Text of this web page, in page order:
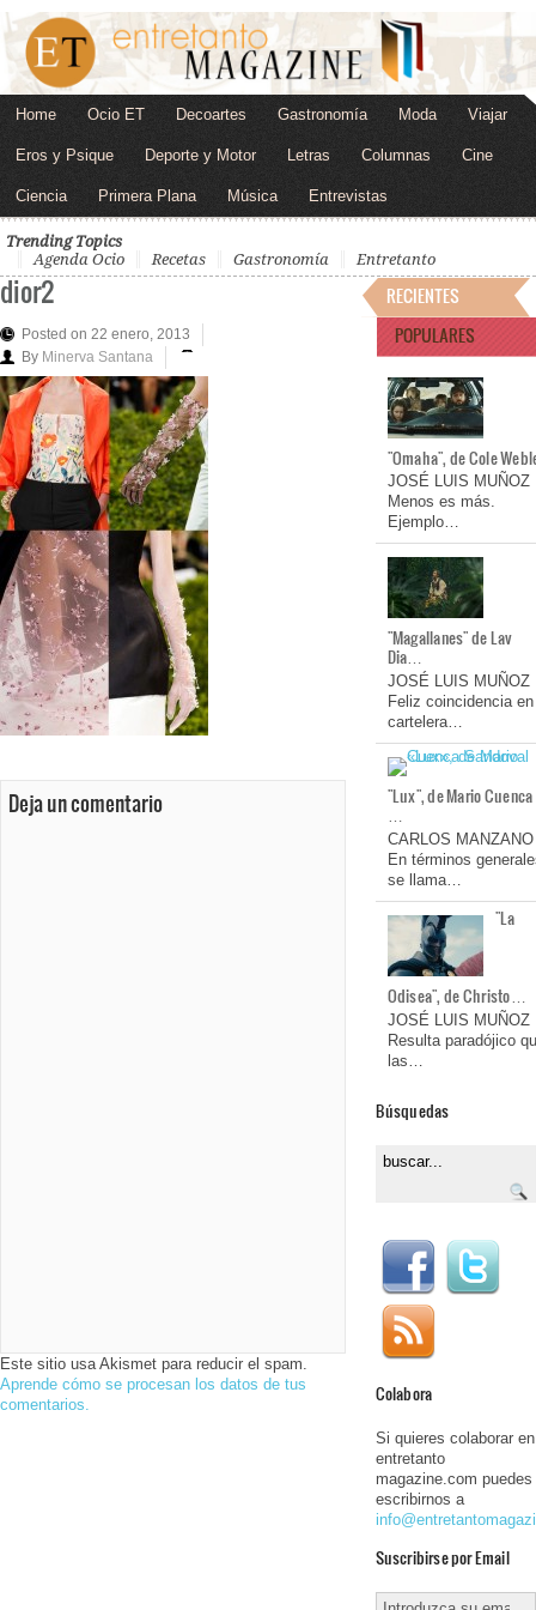
Home Ocio ET Decoartes Gastronomía Moda Viajar
Eros y Psique Deporte y Motor Letras Columnas Cine
Ciencia Primera Plana Música Entrevistas
Trending Topics
Agenda Ocio
Recetas Gastronomía Entretanto
dior2
Posted on 22 enero, 2013
By Minerva Santana
Deja un comentario
Este sitio usa Akismet para reducir el spam.
Aprende cómo se procesan los datos de tus
comentarios.
RECIENTES
POPULARES
"Omaha", de Cole
JOSÉ LUIS MUÑOZ
Menos es más.
Ejemplo…
"Magallanes" de Lav
Dia…
JOSÉ LUIS MUÑOZ
Feliz coincidencia en
cartelera…
"Lux", de Mario Cuenca
…
CARLOS MANZANO
En términos
se llama…
"La
Odisea", de Christo…
JOSÉ LUIS MUÑOZ
Resulta paradójico
las…
Búsquedas
Colabora
Si quieres colaborar en
entretanto
magazine.com puedes
escribirnos a
Suscribirse por Email